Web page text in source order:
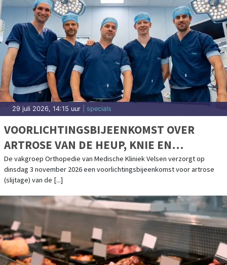
29 juli 2026, 14:15 uur | specials
VOORLICHTINGSBIJEENKOMST OVER
ARTROSE VAN DE HEUP, KNIE EN
SCHOUDER IN MEDISCHE KLINIEK VELSEN
De vakgroep Orthopedie van Medische Kliniek Velsen verzorgt op
dinsdag 3 november 2026 een voorlichtingsbijeenkomst voor artrose
(slijtage) van de [...]